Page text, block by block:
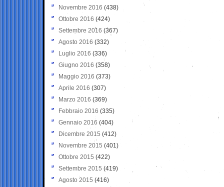
Novembre 2016 (438)
Ottobre 2016 (424)
Settembre 2016 (367)
Agosto 2016 (332)
Luglio 2016 (336)
Giugno 2016 (358)
Maggio 2016 (373)
Aprile 2016 (307)
Marzo 2016 (369)
Febbraio 2016 (335)
Gennaio 2016 (404)
Dicembre 2015 (412)
Novembre 2015 (401)
Ottobre 2015 (422)
Settembre 2015 (419)
Agosto 2015 (416)